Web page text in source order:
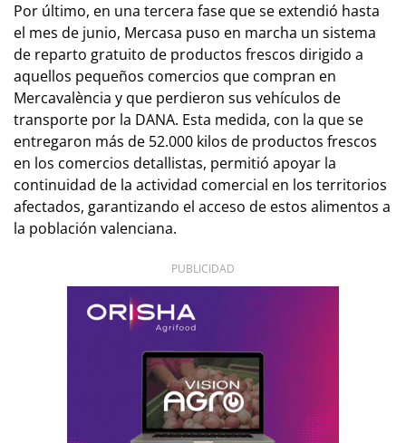
Por último, en una tercera fase que se extendió hasta
el mes de junio, Mercasa puso en marcha un sistema
de reparto gratuito de productos frescos dirigido a
aquellos pequeños comercios que compran en
Mercavalència y que perdieron sus vehículos de
transporte por la DANA. Esta medida, con la que se
entregaron más de 52.000 kilos de productos frescos
en los comercios detallistas, permitió apoyar la
continuidad de la actividad comercial en los territorios
afectados, garantizando el acceso de estos alimentos a
la población valenciana.
PUBLICIDAD